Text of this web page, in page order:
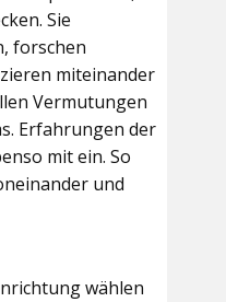
Sie
forschen
miteinander
Vermutungen
Erfahrungen der
mit ein. So
und
wählen